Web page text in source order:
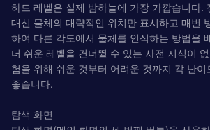
하드 레벨은 실제 밤하늘에 가장 가깝습니다.
대신 물체의 대략적인 위치만 표시하고 매번
하여 다른 각도에서 물체를 인식하는 방법을
더 쉬운 레벨을 건너뛸 수 있는 사전 지식이
험을 위해 쉬운 것부터 어려운 것까지 각 난이
좋습니다.
탐색 화면